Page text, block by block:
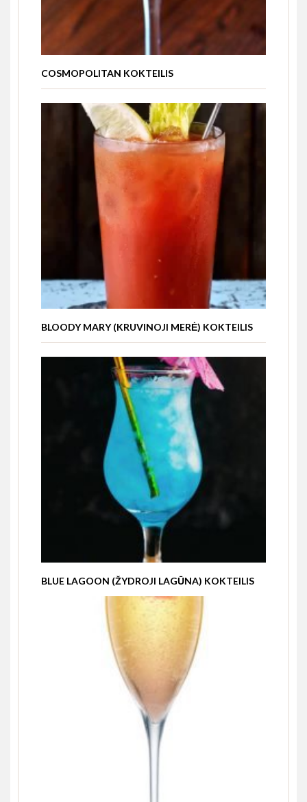
COSMOPOLITAN KOKTEILIS
BLOODY MARY (KRUVINOJI MERĖ) KOKTEILIS
BLUE LAGOON (ŽYDROJI LAGŪNA) KOKTEILIS